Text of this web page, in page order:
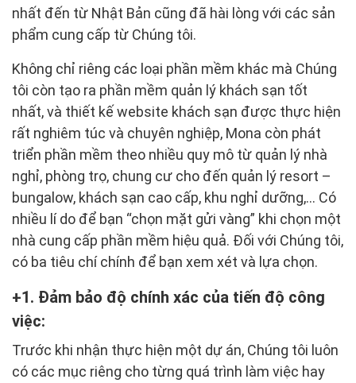
nhất đến từ Nhật Bản cũng đã hài lòng với các sản
phẩm cung cấp từ Chúng tôi.
Không chỉ riêng các loại phần mềm khác mà Chúng
tôi còn tạo ra phần mềm quản lý khách sạn tốt
nhất, và thiết kế website khách sạn được thực hiện
rất nghiêm túc và chuyên nghiệp, Mona còn phát
triển phần mềm theo nhiều quy mô từ quản lý nhà
nghỉ, phòng trọ, chung cư cho đến quản lý resort –
bungalow, khách sạn cao cấp, khu nghỉ dưỡng,… Có
nhiều lí do để bạn “chọn mặt gửi vàng” khi chọn một
nhà cung cấp phần mềm hiệu quả. Đối với Chúng tôi,
có ba tiêu chí chính để bạn xem xét và lựa chọn.
1. Đảm bảo độ chính xác của tiến độ công
việc:
Trước khi nhận thực hiện một dự án, Chúng tôi luôn
có các mục riêng cho từng quá trình làm việc hay